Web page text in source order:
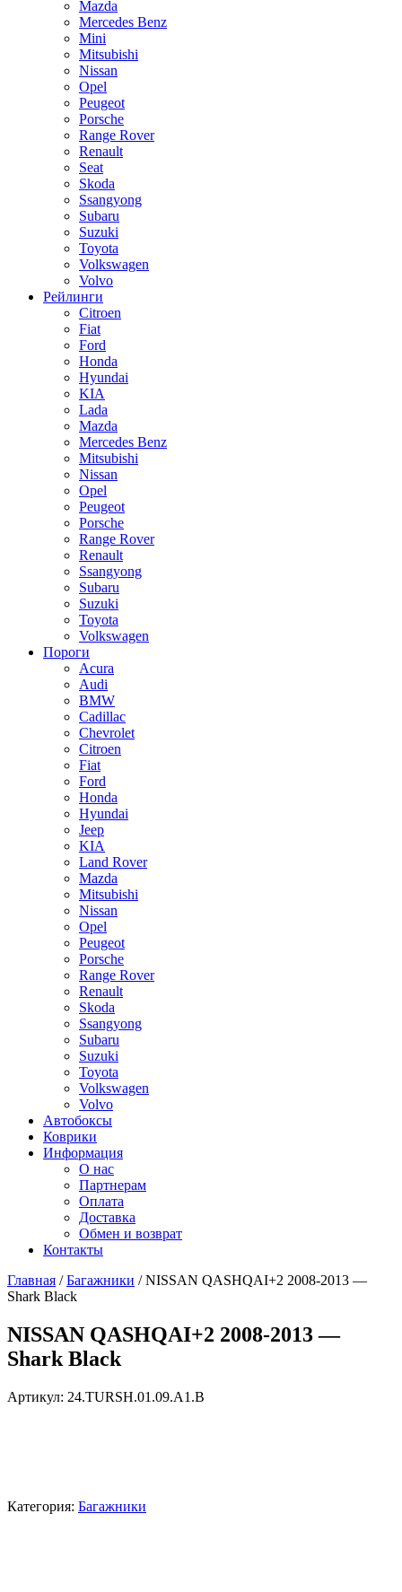
Mazda
Mercedes Benz
Mini
Mitsubishi
Nissan
Opel
Peugeot
Porsche
Range Rover
Renault
Seat
Skoda
Ssangyong
Subaru
Suzuki
Toyota
Volkswagen
Volvo
Рейлинги
Citroen
Fiat
Ford
Honda
Hyundai
KIA
Lada
Mazda
Mercedes Benz
Mitsubishi
Nissan
Opel
Peugeot
Porsche
Range Rover
Renault
Ssangyong
Subaru
Suzuki
Toyota
Volkswagen
Пороги
Acura
Audi
BMW
Cadillac
Chevrolet
Citroen
Fiat
Ford
Honda
Hyundai
Jeep
KIA
Land Rover
Mazda
Mitsubishi
Nissan
Opel
Peugeot
Porsche
Range Rover
Renault
Skoda
Ssangyong
Subaru
Suzuki
Toyota
Volkswagen
Volvo
Автобоксы
Коврики
Информация
О нас
Партнерам
Оплата
Доставка
Обмен и возврат
Контакты
Главная /Багажники / NISSAN QASHQAI+2 2008-2013 —
Shark Black
NISSAN QASHQAI+2 2008-2013 —
Shark Black
Артикул: 24.TURSH.01.09.A1.B
Категория: Багажники